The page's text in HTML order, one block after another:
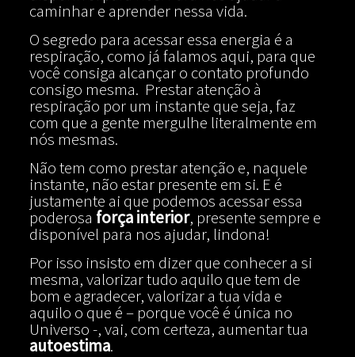
caminhar e aprender nessa vida.
O segredo para acessar essa energia é a
respiração, como já falamos aqui, para que
você consiga alcançar o contato profundo
consigo mesma. Prestar atenção à
respiração por um instante que seja, faz
com que a gente mergulhe literalmente em
nós mesmas.
Não tem como prestar atenção e, naquele
instante, não estar presente em si. E é
justamente ai que podemos acessar essa
poderosa força interior, presente sempre e
disponível para nos ajudar, lindona!
Por isso insisto em dizer que conhecer a si
mesma, valorizar tudo aquilo que tem de
bom e agradecer, valorizar a tua vida e
aquilo o que é – porque você é única no
Universo -, vai, com certeza, aumentar tua
autoestima.